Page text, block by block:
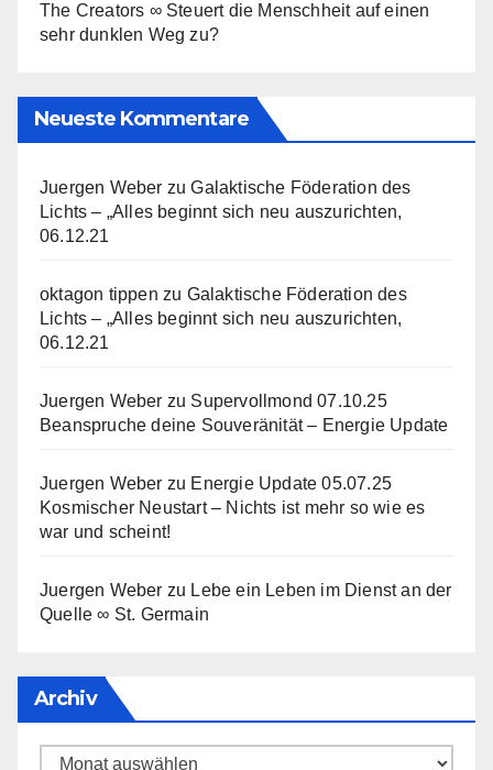
The Creators ∞ Steuert die Menschheit auf einen
sehr dunklen Weg zu?
Neueste Kommentare
Juergen Weber zuGalaktische Föderation des
Lichts – „Alles beginnt sich neu auszurichten,
06.12.21
oktagon tippen zu Galaktische Föderation des
Lichts – „Alles beginnt sich neu auszurichten,
06.12.21
Juergen Weber zu Supervollmond 07.10.25
Beanspruche deine Souveränität – Energie Update
Juergen Weber zu Energie Update 05.07.25
Kosmischer Neustart – Nichts ist mehr so wie es
war und scheint!
Juergen Weber zu Lebe ein Leben im Dienst an der
Quelle ∞ St. Germain
Archiv
Archiv